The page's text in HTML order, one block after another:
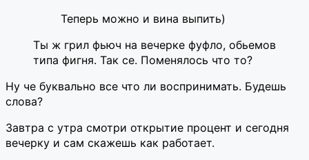
Теперь можно и вина выпить)
Ты ж грил фьюч на вечерке фуфло, обьемов
типа фигня. Так се. Поменялось что то?
Ну че буквально все что ли воспринимать. Будешь
слова?
Завтра с утра смотри открытие процент и сегодня
вечерку и сам скажешь как работает.